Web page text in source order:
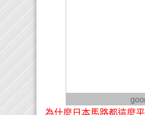
為什麼日本馬路都這麼